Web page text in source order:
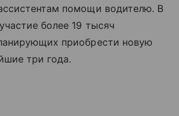
помощи водителю. В
более 19 тысяч
приобрести новую
три года.